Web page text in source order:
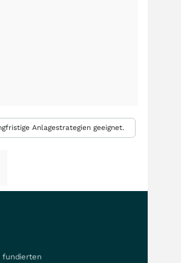
Anlagestrategien geeignet.
fundierten